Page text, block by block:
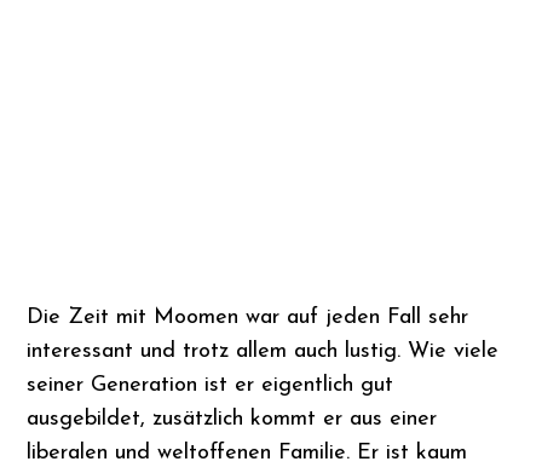
Die Zeit mit Moomen war auf jeden Fall sehr
interessant und trotz allem auch lustig. Wie viele
seiner Generation ist er eigentlich gut
ausgebildet, zusätzlich kommt er aus einer
liberalen und weltoffenen Familie. Er ist kaum